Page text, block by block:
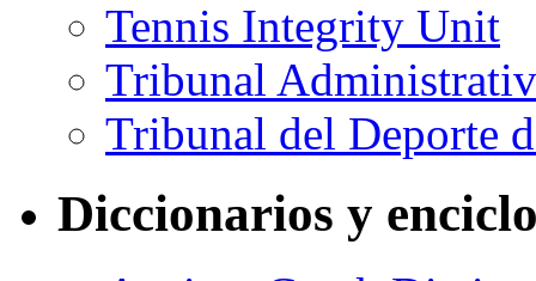
Tennis Integrity Unit
Tribunal
Tribunal del Deporte
Diccionarios y